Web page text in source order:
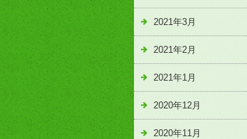
2021年3月
2021年2月
2021年1月
2020年12月
2020年11月